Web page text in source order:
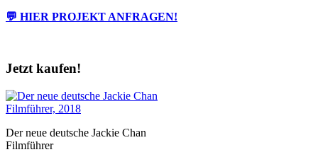
💬 HIER PROJEKT ANFRAGEN!
Jetzt kaufen!
Der neue deutsche Jackie Chan
Filmführer